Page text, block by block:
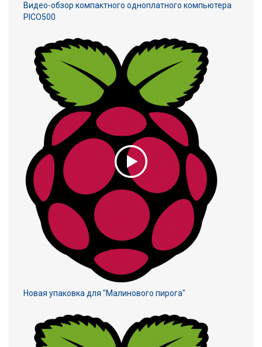
Видео-обзор компактного одноплатного компьютера
PICO500
Новая упаковка для "Малинового пирога"